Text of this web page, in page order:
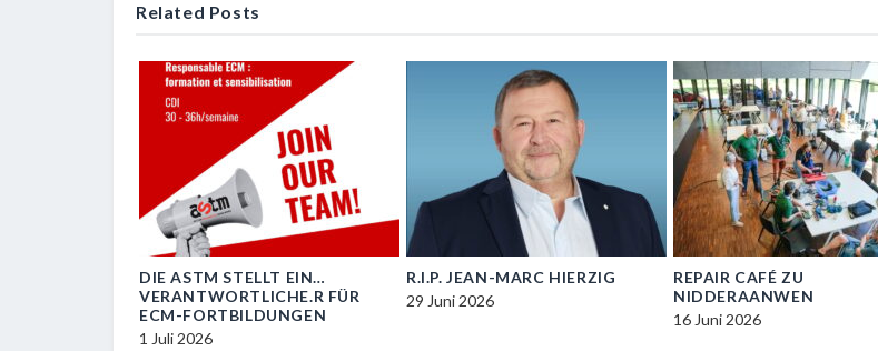
Related Posts
DIE ASTM STELLT EIN…
VERANTWORTLICHE.R FÜR
ECM-FORTBILDUNGEN
1 Juli 2026
R.I.P. JEAN-MARC HIERZIG
29 Juni 2026
REPAIR CAFÉ ZU
NIDDERAANWEN
16 Juni 2026